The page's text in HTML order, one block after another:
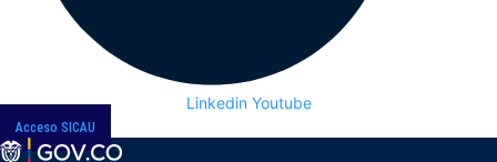
Linkedin Youtube
Acceso SICAU